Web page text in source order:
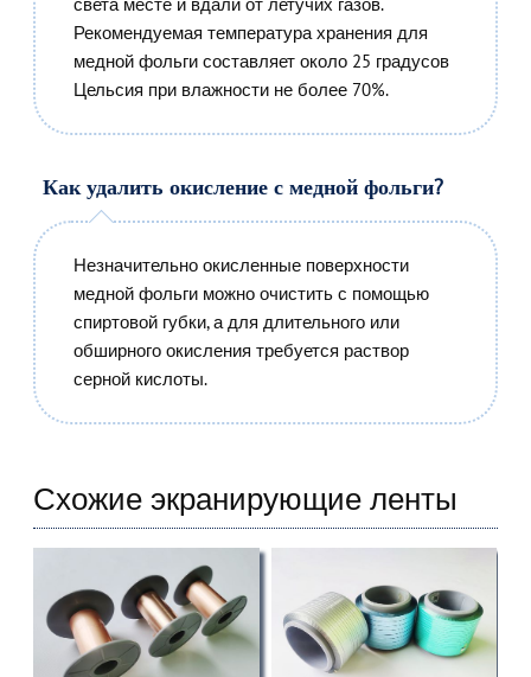
Рекомендуемая температура хранения для
медной фольги составляет около 25 градусов
Цельсия при влажности не более 70%.
Как удалить окисление с медной фольги?
Незначительно окисленные поверхности
медной фольги можно очистить с помощью
спиртовой губки, а для длительного или
обширного окисления требуется раствор
серной кислоты.
Схожие экранирующие ленты